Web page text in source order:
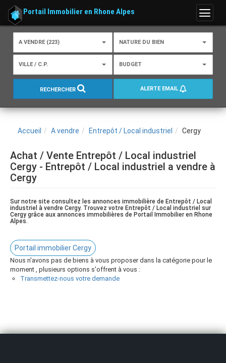
Menu
Portail Immobilier en Rhone Alpes
A VENDRE (223) NATURE DU BIEN
VILLE / C.P. BUDGET
RECHERCHER ALERTE EMAIL
Accueil A vendre Entrepôt / Local industriel Cergy
Achat / Vente Entrepôt / Local industriel
Cergy - Entrepôt / Local industriel a vendre à
Cergy
Sur notre site consultez les annonces immobilière de Entrepôt / Local
industriel à vendre Cergy. Trouvez votre Entrepôt / Local industriel sur
Cergy grâce aux annonces immobilières de Portail Immobilier en Rhone
Alpes.
Portail immobilier Cergy
Nous n'avons pas de biens à vous proposer dans la catégorie pour le
moment , plusieurs options s'offrent à vous :
Transmettez-nous votre demande